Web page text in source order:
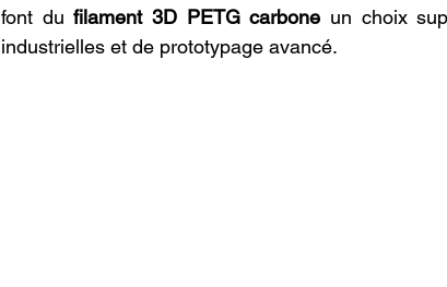
font du filament 3D PETG carbone un choix
industrielles et de prototypage avancé.